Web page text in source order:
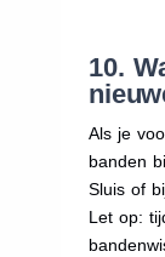
10.
Als je
banden
Sluis of
Let op: